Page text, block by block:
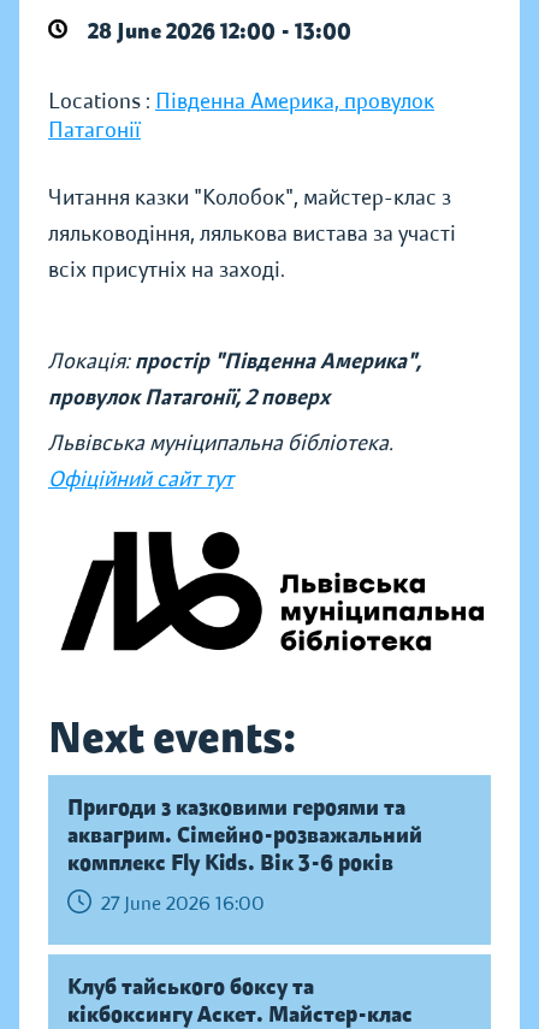
28 June 2026 12:00 - 13:00
Locations : Південна Америка, провулок
Патагонії
Читання казки "Колобок", майстер-клас з
ляльководіння, лялькова вистава за участі
всіх присутніх на заході.
Локація:простір "Південна Америка",
провулок Патагонії, 2 поверх
Львівська муніципальна бібліотека.
Офіційний сайт тут
Next events:
Пригоди з казковими героями та
аквагрим. Сімейно-розважальний
комплекс Fly Kids. Вік 3-6 років
27 June 2026 16:00
Клуб тайського боксу та
кікбоксингу Аскет. Майстер-клас